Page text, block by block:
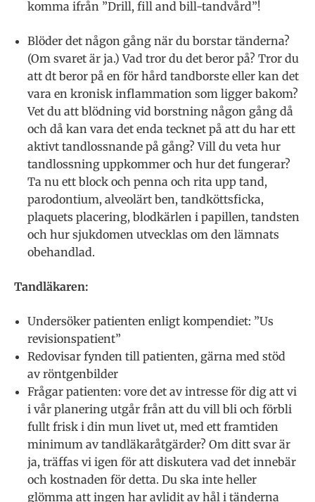
komma ifrån ”Drill, fill and bill-tandvård”!
Blöder det någon gång när du borstar tänderna?
(Om svaret är ja.) Vad tror du det beror på? Tror du
att dt beror på en för hård tandborste eller kan det
vara en kronisk inflammation som ligger bakom?
Vet du att blödning vid borstning någon gång då
och då kan vara det enda tecknet på att du har ett
aktivt tandlossnande på gång? Vill du veta hur
tandlossning uppkommer och hur det fungerar?
Ta nu ett block och penna och rita upp tand,
parodontium, alveolärt ben, tandköttsficka,
plaquets placering, blodkärlen i papillen, tandsten
och hur sjukdomen utvecklas om den lämnats
obehandlad.
Tandläkaren:
Undersöker patienten enligt kompendiet: ”Us
revisionspatient”
Redovisar fynden till patienten, gärna med stöd
av röntgenbilder
Frågar patienten: vore det av intresse för dig att vi
i vår planering utgår från att du vill bli och förbli
fullt frisk i din mun livet ut, med ett framtiden
minimum av tandläkaråtgärder? Om ditt svar är
ja, träffas vi igen för att diskutera vad det innebär
och kostnaden för detta. Du ska inte heller
glömma att ingen har avlidit av hål i tänderna